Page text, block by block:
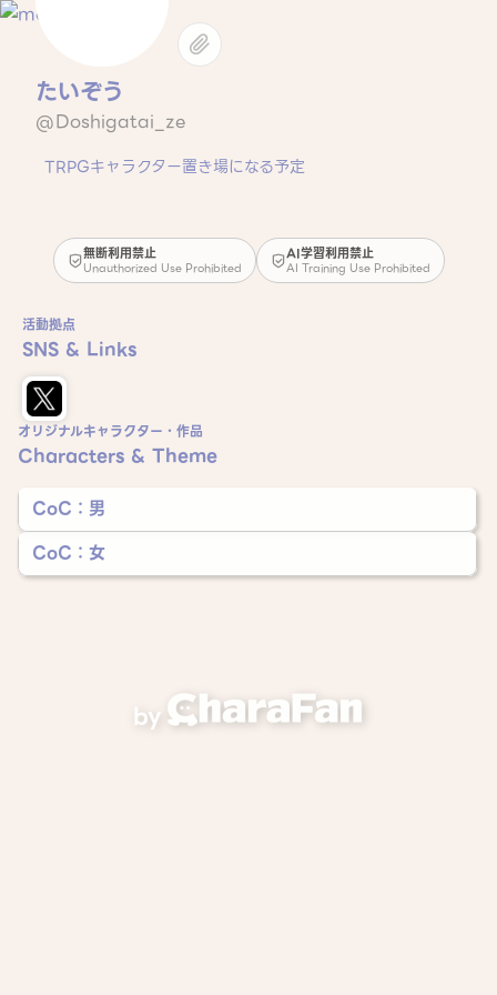
たいぞう
@Doshigatai_ze
TRPGキャラクター置き場になる予定
無断利用禁止
Unauthorized Use Prohibited
AI学習利用禁止
AI Training Use Prohibited
活動拠点
SNS & Links
オリジナルキャラクター・作品
Characters & Theme
CoC：男
CoC：女
by